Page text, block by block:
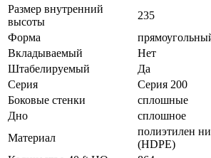
Размер внутренний
высоты
235
Форма
Вкладываемый
Нет
Штабелируемый
Да
Серия
Серия 200
Боковые стенки
сплошные
Дно
сплошное
Материал
полиэтилен
(HDPE)